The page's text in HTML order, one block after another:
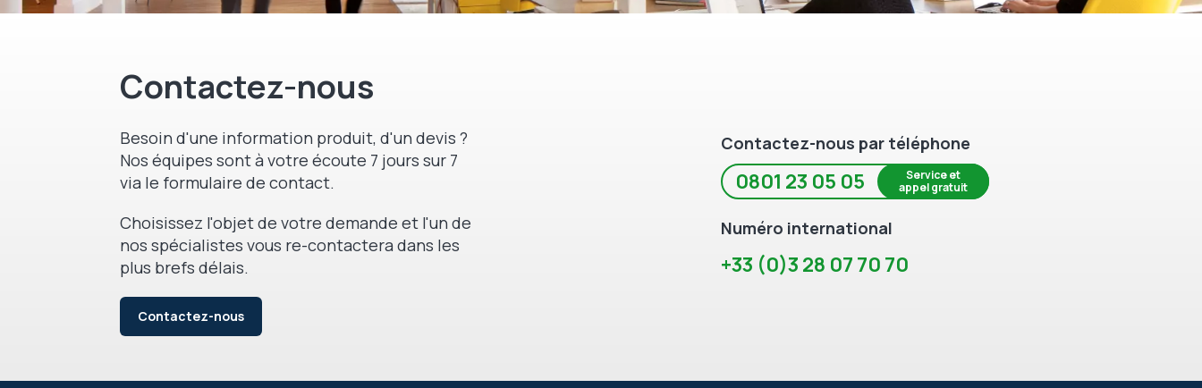
Contactez-nous
Besoin d'une information produit, d'un devis ?
Nos équipes sont à votre écoute 7 jours sur 7
via le formulaire de contact.
Choisissez l'objet de votre demande et l'un de
nos spécialistes vous re-contactera dans les
plus brefs délais.
Contactez-nous
Contactez-nous par téléphone
0801 23 05 05
Service et
appel gratuit
Numéro international
+33 (0)3 28 07 70 70